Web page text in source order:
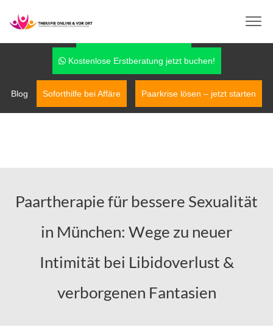
Kostenlose Erstberatung jetzt buchen!
Blog Soforthilfe bei Affäre Paarkrise lösen – jetzt starten
Paartherapie für bessere Sexualität
in München: Wege zu neuer
Intimität bei Libidoverlust &
verborgenen Fantasien